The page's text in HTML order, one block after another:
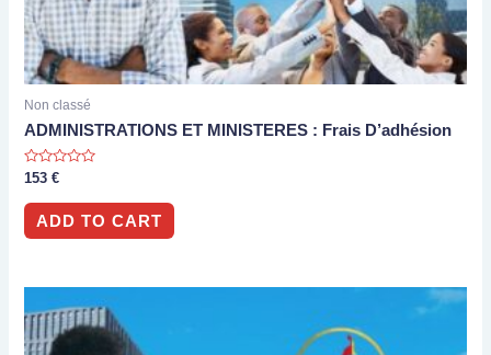
Non classé
ADMINISTRATIONS ET MINISTERES : Frais D’adhésion
Rated
out
153€
ADD TO CART